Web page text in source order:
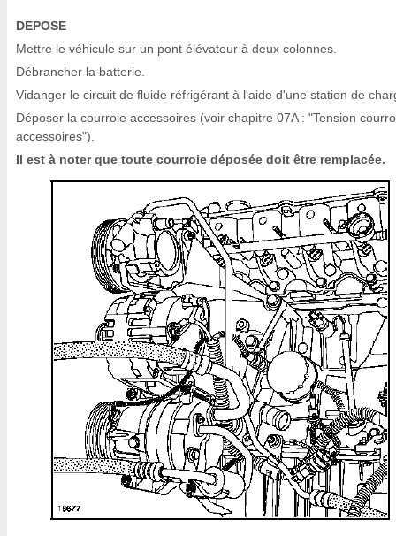
DEPOSE
Mettre le véhicule sur un pont élévateur à deux colonnes.
Débrancher la batterie.
Vidanger le circuit de fluide réfrigérant à l'aide d'une station de
Déposer la courroie accessoires (voir chapitre 07A : "Tension
accessoires").
Il est à noter que toute courroie déposée doit être remplacée.